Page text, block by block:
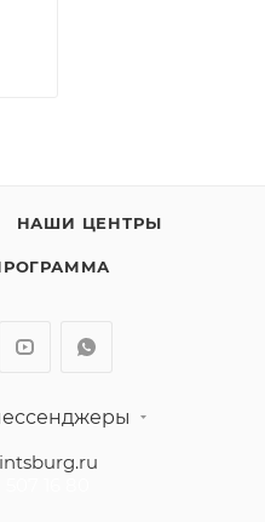
НАШИ ЦЕНТРЫ